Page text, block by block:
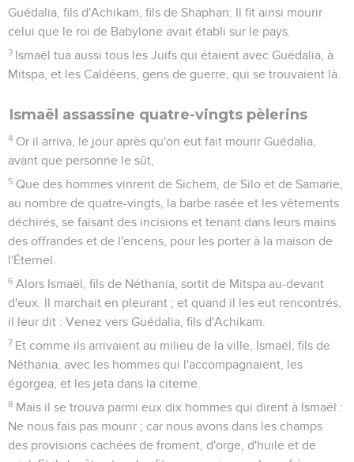
Guédalia, fils d'Achikam, fils de Shaphan. Il fit ainsi mourir
celui que le roi de Babylone avait établi sur le pays.
3 Ismaël tua aussi tous les Juifs qui étaient avec Guédalia, à
Mitspa, et les Caldéens, gens de guerre, qui se trouvaient là.
Ismaël assassine quatre-vingts pèlerins
4 Or il arriva, le jour après qu'on eut fait mourir Guédalia,
avant que personne le sût,
5 Que des hommes vinrent de Sichem, de Silo et de Samarie,
au nombre de quatre-vingts, la barbe rasée et les vêtements
déchirés, se faisant des incisions et tenant dans leurs mains
des offrandes et de l'encens, pour les porter à la maison de
l'Éternel.
6 Alors Ismaël, fils de Néthania, sortit de Mitspa au-devant
d'eux. Il marchait en pleurant ; et quand il les eut rencontrés,
il leur dit : Venez vers Guédalia, fils d'Achikam.
7 Et comme ils arrivaient au milieu de la ville, Ismaël, fils de
Néthania, avec les hommes qui l'accompagnaient, les
égorgea, et les jeta dans la citerne.
8 Mais il se trouva parmi eux dix hommes qui dirent à Ismaël :
Ne nous fais pas mourir ; car nous avons dans les champs
des provisions cachées de froment, d'orge, d'huile et de